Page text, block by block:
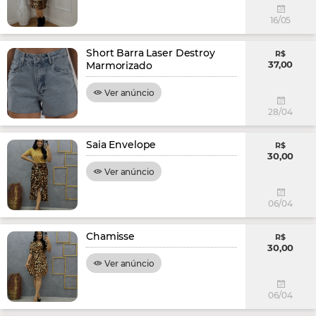
16/05
Short Barra Laser Destroy
Marmorizado
Ver anúncio
R$
37,00
28/04
Saia Envelope
Ver anúncio
R$
30,00
06/04
Chamisse
Ver anúncio
R$
30,00
06/04